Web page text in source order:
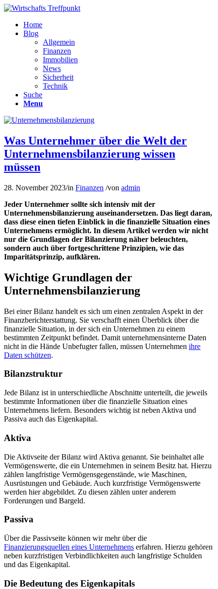
Home
Blog
Allgemein
Finanzen
Immobilien
News
Sicherheit
Technik
Suche
Menu
Was Unternehmer über die Welt der
Unternehmensbilanzierung wissen
müssen
28. November 2023/in Finanzen /von admin
Jeder Unternehmer sollte sich intensiv mit der
Unternehmensbilanzierung auseinandersetzen. Das liegt daran,
dass diese einen tiefen Einblick in die finanzielle Situation eines
Unternehmens ermöglicht. In diesem Artikel werden wir nicht
nur die Grundlagen der Bilanzierung näher beleuchten,
sondern auch über fortgeschrittene Prinzipien, wie das
Imparitätsprinzip, aufklären.
Wichtige Grundlagen der
Unternehmensbilanzierung
Bei einer Bilanz handelt es sich um einen zentralen Aspekt in der
Finanzberichterstattung. Sie verschafft einen Überblick über die
finanzielle Situation, in der sich ein Unternehmen zu einem
bestimmten Zeitpunkt befindet. Damit unternehmensinterne Daten
nicht in die Hände Unbefugter fallen, müssen Unternehmen ihre
Daten schützen.
Bilanzstruktur
Jede Bilanz ist in unterschiedliche Abschnitte unterteilt, die jeweils
bestimmte Informationen über die finanzielle Situation eines
Unternehmens liefern. Besonders wichtig ist neben Aktiva und
Passiva auch das Eigenkapital.
Aktiva
Die Aktivseite der Bilanz wird Aktiva genannt. Sie beinhaltet alle
Vermögenswerte, die ein Unternehmen in seinem Besitz hat. Hierzu
zählen langfristige Vermögensgegenstände, wie Maschinen,
Ausrüstungen und Gebäude. Auch kurzfristige Vermögenswerte
werden hier abgebildet. Zu diesen zählen unter anderem
Forderungen und Bargeld.
Passiva
Über die Passivseite können wir mehr über die
Finanzierungsquellen eines Unternehmens erfahren. Hierzu gehören
neben kurzfristigen Verbindlichkeiten auch langfristige Schulden
und das Eigenkapital.
Die Bedeutung des Eigenkapitals